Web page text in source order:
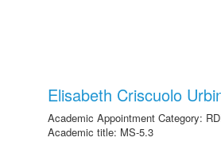
Elisabeth Criscuolo
Academic Appointment Category:
Academic title: MS-5.3